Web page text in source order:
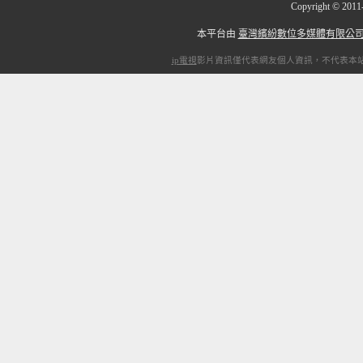
Copyright ©
本平台由 臺灣繽紛數位多媒體有限公
ip電視影片資訊僅代表網友個人資訊，不代表本